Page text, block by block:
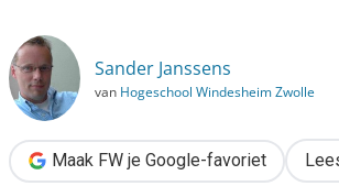
Sander Janssens
van Hogeschool Windesheim Zwolle
Maak FW je Google-favoriet